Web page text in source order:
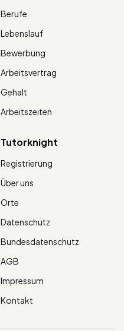
Berufe
Lebenslauf
Bewerbung
Arbeitsvertrag
Gehalt
Arbeitszeiten
Tutorknight
Registrierung
Über uns
Orte
Datenschutz
Bundesdatenschutz
AGB
Impressum
Kontakt